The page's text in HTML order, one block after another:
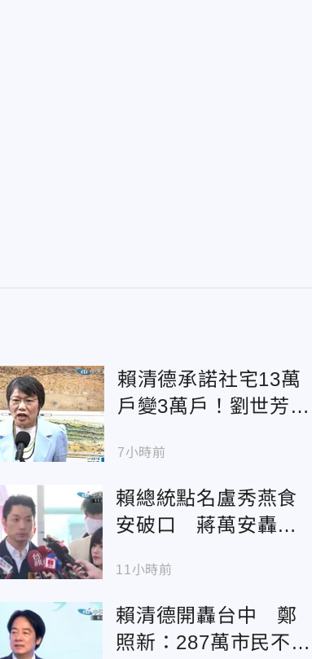
賴清德承諾社宅13萬
戶變3萬戶！劉世芳：
餘屋
7小時前
賴總統點名盧秀燕食
安破口 蔣萬安轟：
11小時前
賴清德開轟台中 鄭
照新：287萬市民不該